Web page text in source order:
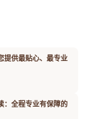
提供最贴心、最专业
：全程专业有保障的